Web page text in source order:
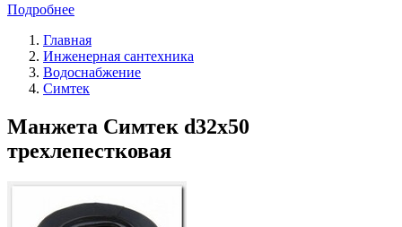
Подробнее
Главная
Инженерная сантехника
Водоснабжение
Симтек
Манжета Симтек d32х50
трехлепестковая